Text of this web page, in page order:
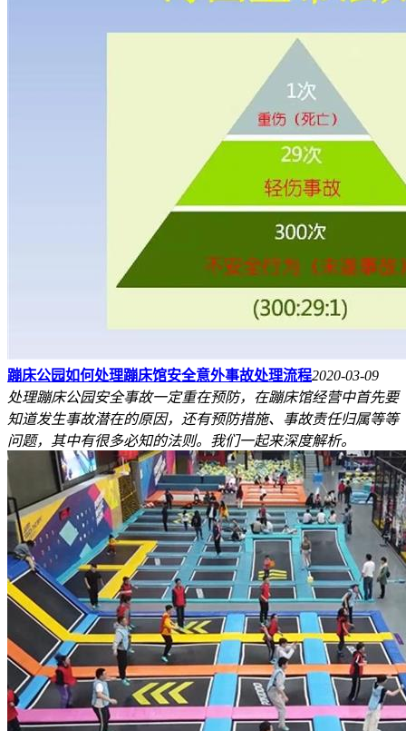
蹦床公园如何处理蹦床馆安全意外事故处理流程2020-03-09
处理蹦床公园安全事故一定重在预防，在蹦床馆经营中首先要
知道发生事故潜在的原因，还有预防措施、事故责任归属等等
问题，其中有很多必知的法则。我们一起来深度解析。